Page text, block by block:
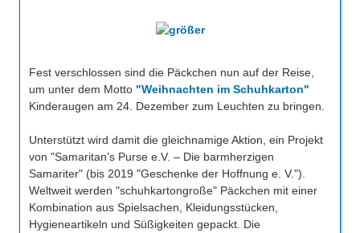
Fest verschlossen sind die Päckchen nun auf der Reise,
um unter dem Motto "Weihnachten im Schuhkarton"
Kinderaugen am 24. Dezember zum Leuchten zu bringen.
Unterstützt wird damit die gleichnamige Aktion, ein Projekt
von "Samaritan’s Purse e.V. – Die barmherzigen
Samariter" (bis 2019 "Geschenke der Hoffnung e. V.").
Weltweit werden "schuhkartongroße" Päckchen mit einer
Kombination aus Spielsachen, Kleidungsstücken,
Hygieneartikeln und Süßigkeiten gepackt. Die